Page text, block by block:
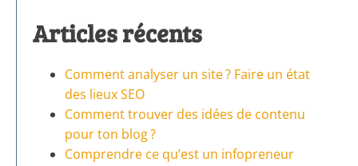
Articles récents
Comment analyser un site ? Faire un état
des lieux SEO
Comment trouver des idées de contenu
pour ton blog ?
Comprendre ce qu’est un infopreneur